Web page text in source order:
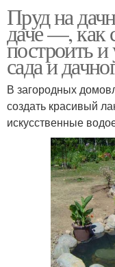
Пруд на
даче —, как
построить и
сада и
В загородных
создать красивый
искусственные